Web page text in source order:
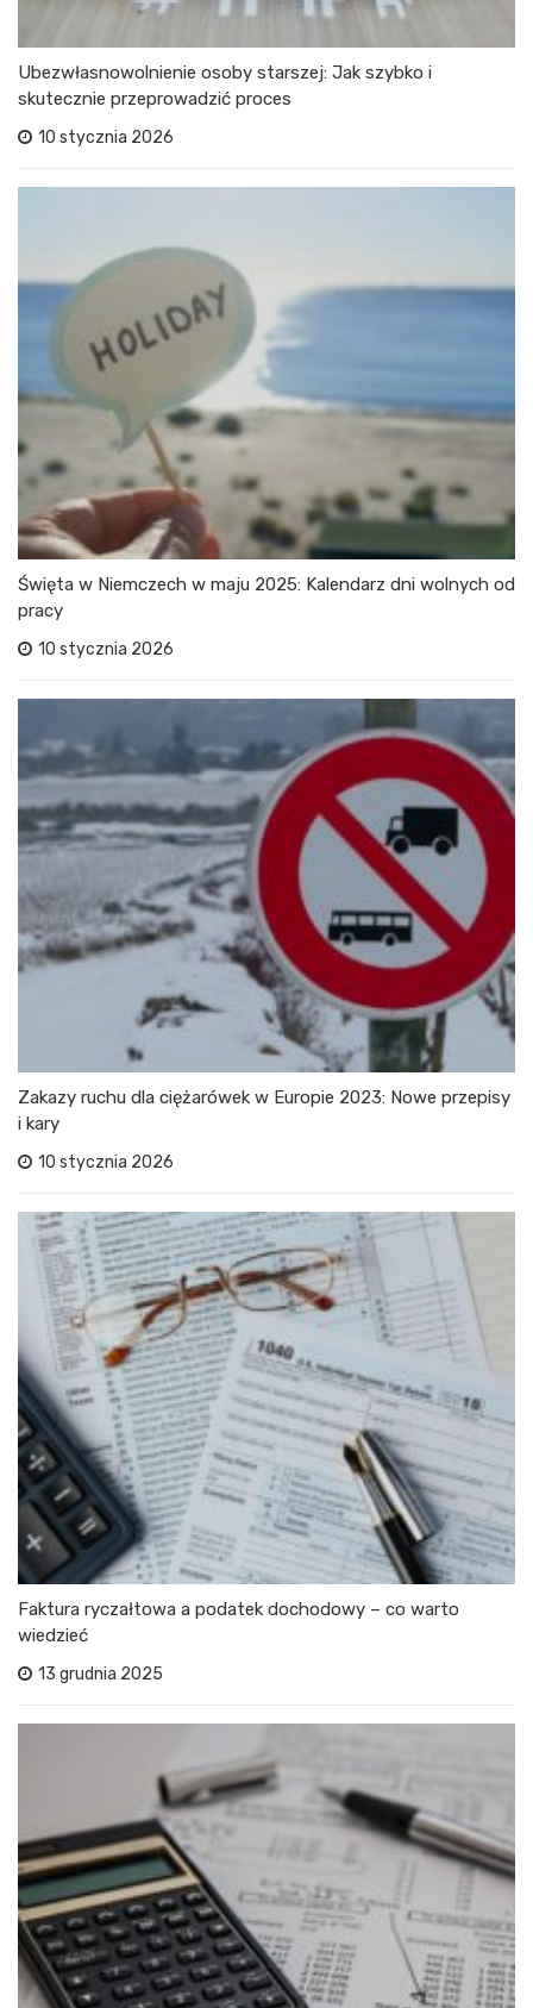
Ubezwłasnowolnienie osoby starszej: Jak szybko i
skutecznie przeprowadzić proces
10 stycznia 2026
Święta w Niemczech w maju 2025: Kalendarz dni wolnych od
pracy
10 stycznia 2026
Zakazy ruchu dla ciężarówek w Europie 2023: Nowe przepisy
i kary
10 stycznia 2026
Faktura ryczałtowa a podatek dochodowy – co warto
wiedzieć
13 grudnia 2025